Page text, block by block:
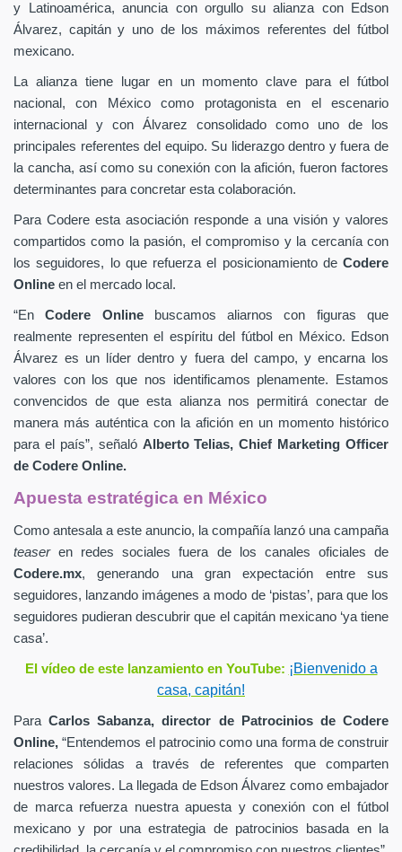
y Latinoamérica, anuncia con orgullo su alianza con Edson
Álvarez, capitán y uno de los máximos referentes del fútbol
mexicano.
La alianza tiene lugar en un momento clave para el fútbol
nacional, con México como protagonista en el escenario
internacional y con Álvarez consolidado como uno de los
principales referentes del equipo. Su liderazgo dentro y fuera de
la cancha, así como su conexión con la afición, fueron factores
determinantes para concretar esta colaboración.
Para Codere esta asociación responde a una visión y valores
compartidos como la pasión, el compromiso y la cercanía con
los seguidores, lo que refuerza el posicionamiento de Codere
Online en el mercado local.
“EnCodere Onlinebuscamos aliarnos con figuras que
realmente representen el espíritu del fútbol en México. Edson
Álvarez es un líder dentro y fuera del campo, y encarna los
valores con los que nos identificamos plenamente. Estamos
convencidos de que esta alianza nos permitirá conectar de
manera más auténtica con la afición en un momento histórico
para el país”, señaló Alberto Telias,Chief Marketing Officer
de Codere Online.
Apuesta estratégica en México
Como antesala a este anuncio, la compañía lanzó una campaña
teaseren redes sociales fuera de los canales oficiales de
Codere.mx,
generando una gran expectación entre sus
seguidores, lanzando imágenes a modo de ‘pistas’, para que los
seguidores pudieran descubrir que el capitán mexicano ‘ya tiene
casa’.
El vídeo de este lanzamiento en YouTube: ¡Bienvenido a
casa, capitán!
ParaCarlos Sabanza, director de Patrocinios de Codere
Online, “Entendemos el patrocinio como una forma de construir
relaciones sólidas a través de referentes que comparten
nuestros valores. La llegada de Edson Álvarez como embajador
de marca refuerza nuestra apuesta y conexión con el fútbol
mexicano y por una estrategia de patrocinios basada en la